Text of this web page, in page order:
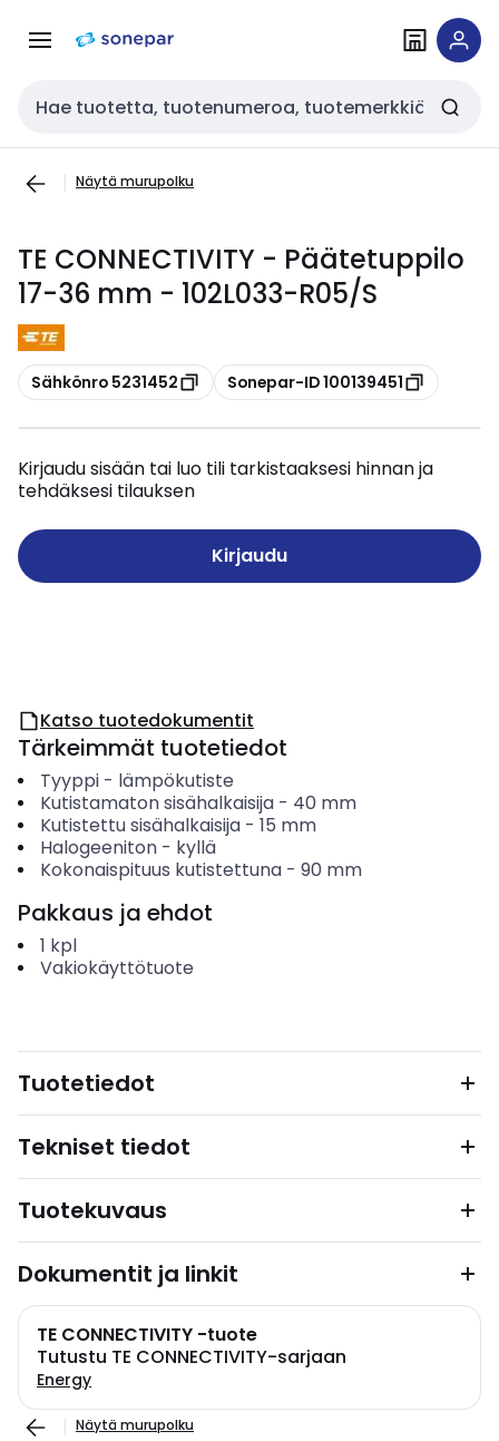
navigointiinsisältöön
Haku
Näytä murupolku
TE CONNECTIVITY - Päätetuppilo
17-36 mm - 102L033-R05/S
Kopioi
Sähkönro 5231452 Kopioi
Sonepar-ID 100139451
Kirjaudu sisään tai luo tili tarkistaaksesi hinnan ja
tehdäksesi tilauksen
Kirjaudu
Katso tuotedokumentit
Tärkeimmät tuotetiedot
Tyyppi- lämpökutiste
Kutistamaton sisähalkaisija- 40 mm
Kutistettu sisähalkaisija- 15 mm
Halogeeniton- kyllä
Kokonaispituus kutistettuna- 90 mm
Pakkaus ja ehdot
1 kpl
Vakiokäyttötuote
Tuotetiedot
Tekniset tiedot
Tuotekuvaus
Dokumentit ja linkit
TE CONNECTIVITY -tuote
Tutustu TE CONNECTIVITY-sarjaan
Energy
Näytä murupolku